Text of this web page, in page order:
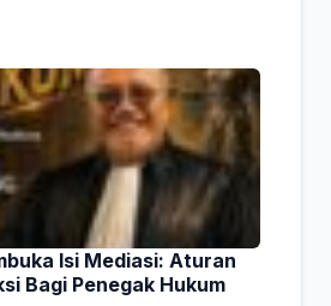
Isi Mediasi: Aturan
Bagi Penegak Hukum